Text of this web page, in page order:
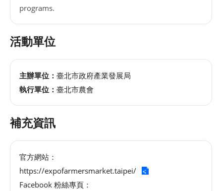
programs.
活動單位
主辦單位： 臺北市政府產業發展局
執行單位： 臺北市農會
補充資訊
官方網站：
https://expofarmersmarket.taipei/
Facebook 粉絲專頁：